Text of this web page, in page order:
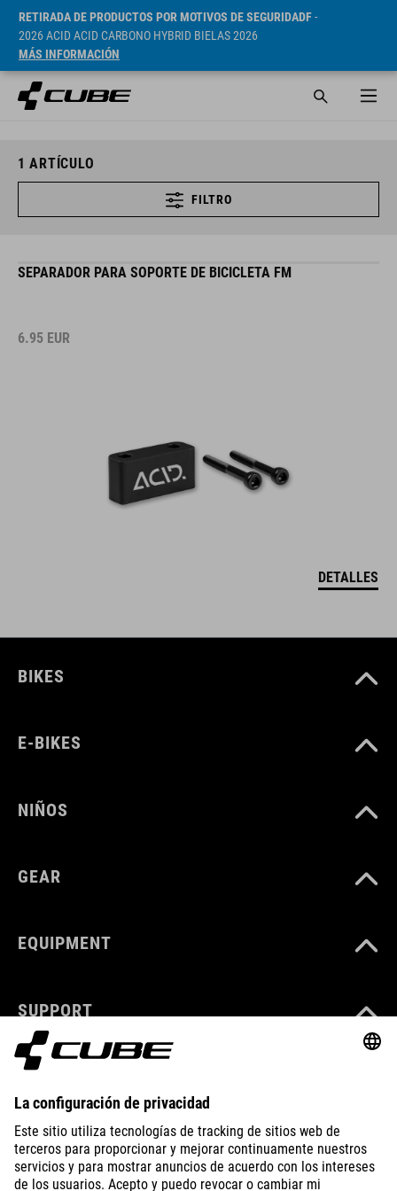
RETIRADA DE PRODUCTOS POR MOTIVOS DE SEGURIDADF-
2026 ACID ACID CARBONO HYBRID BIELAS 2026
MÁS INFORMACIÓN
1 ARTÍCULO
FILTRO
SEPARADOR PARA SOPORTE DE BICICLETA FM
6.95 EUR
DETALLES
BIKES
E-BIKES
NIÑOS
GEAR
EQUIPMENT
SUPPORT
ABOUT US
EXPLORE